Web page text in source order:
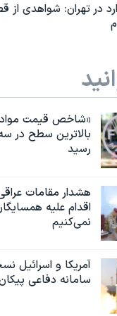
در تهران: شواهدی از
«شاخص قیمت مواد
بالاترین سطح در
رسید
هشدار مقامات
اقدام علیه
نمی‌کنیم
آمریکا و اسرائیل
سامانه دفاعی